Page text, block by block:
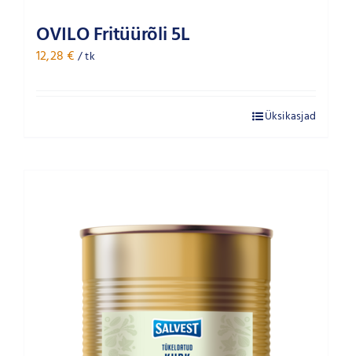
OVILO Fritüürõli 5L
12,28€ / tk
Üksikasjad